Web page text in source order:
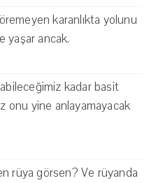
karanlıkta yolunu
yaşar ancak.
kadar basit
onu yine anlayamayacak
rüya görsen? Ve rüyanda